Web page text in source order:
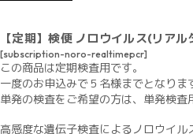
【定期】検便 ノロウイルス(リアル
[subscription-noro-realtimepcr]
この商品は定期検査用です。
一度のお申込みで５名様までとなりま
単発の検査をご希望の方は、単発検査
高感度な遺伝子検査によるノロウイル